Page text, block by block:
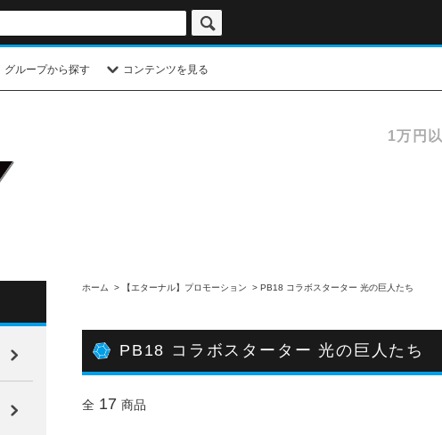
グループから探す コンテンツを見る
1万円
ホーム > 【エターナル】プロモーション > PB18 コラボスターター 光の巨人たち
PB18 コラボスターター 光の巨人たち
全 17 商品